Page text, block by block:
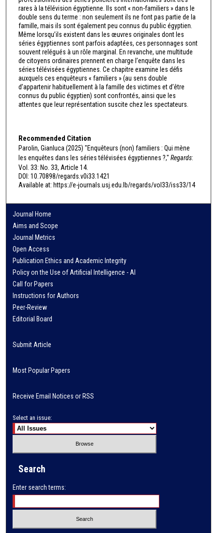
rares à la télévision égyptienne. Ils sont « non-familiers » dans le
double sens du terme : non seulement ils ne font pas partie de la
famille, mais ils sont également peu connus du public égyptien.
Même lorsqu’ils existent dans les œuvres originales dont les
séries égyptiennes sont parfois adaptées, ces personnages sont
souvent relégués à un rôle marginal. En revanche, une multitude
de citoyens ordinaires prennent en charge l’enquête dans les
séries télévisées égyptiennes. Ce chapitre examine les défis
auxquels ces enquêteurs « familiers » (au sens double
d’appartenir habituellement à la famille des victimes et d’être
connus du public égyptien) sont confrontés, ainsi que les
attentes que leur représentation suscite chez les spectateurs.
Recommended Citation
Parolin, Gianluca (2025) "Enquêteurs (non) familiers : Qui mène
les enquêtes dans les séries télévisées égyptiennes ?," Regards:
Vol. 33: No. 33, Article 14.
DOI: 10.70898/regards.v0i33.1421
Available at: https://e-journals.usj.edu.lb/regards/vol33/iss33/14
Journal Home
Aims and Scope
Journal Metrics
Open Access
Publication Ethics and Academic Integrity
Policy on the Use of Artificial Intelligence - AI
Call for Papers
Instructions for Authors
Peer-Review
Editorial Board
Submit Article
Most Popular Papers
Receive Email Notices or RSS
Select an issue:
Search
Enter search terms: